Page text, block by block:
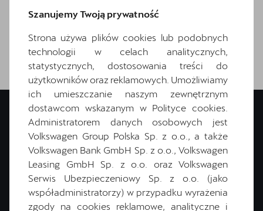
Masz pytania?
Wypełnij formularz. Skontaktujemy się z Tobą i pomożemy Ci
wybrać optymalne finansowanie!
Szanujemy Twoją prywatność
Strona używa plików cookies lub podobnych
technologii w celach analitycznych,
statystycznych, dostosowania treści do
użytkowników oraz reklamowych. Umożliwiamy
ich umieszczanie naszym zewnętrznym
dostawcom wskazanym w Polityce cookies.
Administratorem danych osobowych jest
Volkswagen Group Polska Sp. z o.o., a także
Volkswagen Bank GmbH Sp. z o.o., Volkswagen
Leasing GmbH Sp. z o.o. oraz Volkswagen
Serwis Ubezpieczeniowy Sp. z o.o. (jako
współadministratorzy) w przypadku wyrażenia
zgody na cookies reklamowe, analityczne i